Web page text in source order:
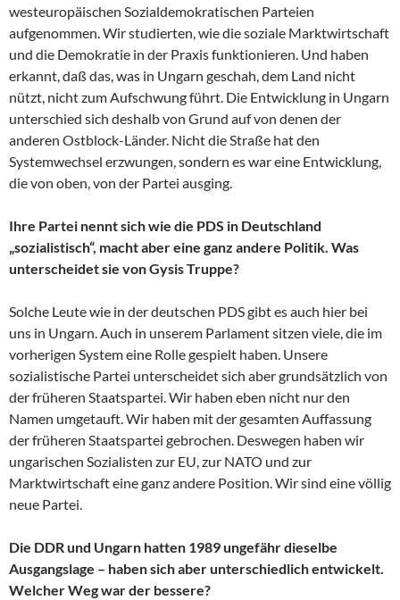
westeuropäischen Sozialdemokratischen Parteien
aufgenommen. Wir studierten, wie die soziale Marktwirtschaft
und die Demokratie in der Praxis funktionieren. Und haben
erkannt, daß das, was in Ungarn geschah, dem Land nicht
nützt, nicht zum Aufschwung führt. Die Entwicklung in Ungarn
unterschied sich deshalb von Grund auf von denen der
anderen Ostblock-Länder. Nicht die Straße hat den
Systemwechsel erzwungen, sondern es war eine Entwicklung,
die von oben, von der Partei ausging.
Ihre Partei nennt sich wie die PDS in Deutschland
„sozialistisch“, macht aber eine ganz andere Politik. Was
unterscheidet sie von Gysis Truppe?
Solche Leute wie in der deutschen PDS gibt es auch hier bei
uns in Ungarn. Auch in unserem Parlament sitzen viele, die im
vorherigen System eine Rolle gespielt haben. Unsere
sozialistische Partei unterscheidet sich aber grundsätzlich von
der früheren Staatspartei. Wir haben eben nicht nur den
Namen umgetauft. Wir haben mit der gesamten Auffassung
der früheren Staatspartei gebrochen. Deswegen haben wir
ungarischen Sozialisten zur EU, zur NATO und zur
Marktwirtschaft eine ganz andere Position. Wir sind eine völlig
neue Partei.
Die DDR und Ungarn hatten 1989 ungefähr dieselbe
Ausgangslage – haben sich aber unterschiedlich entwickelt.
Welcher Weg war der bessere?